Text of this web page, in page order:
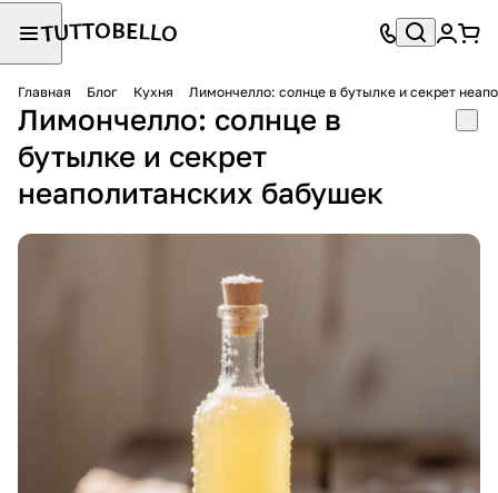
Главная Блог Кухня Лимончелло: солнце в бутылке и секрет
Лимончелло: солнце в
бутылке и секрет
неаполитанских бабушек